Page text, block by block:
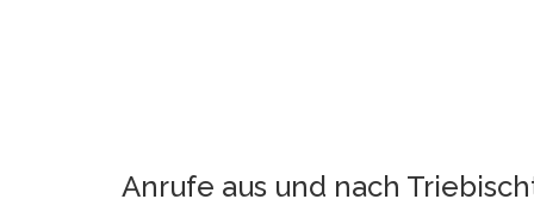
Anrufe aus und nach